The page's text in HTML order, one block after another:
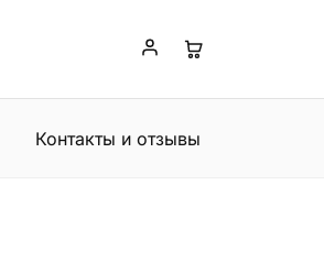
Контакты и отзывы